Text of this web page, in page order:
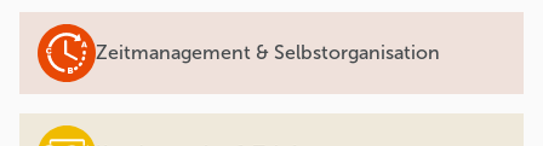
Zeitmanagement & Selbstorganisation